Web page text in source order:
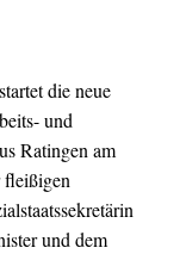
die neue
und
Ratingen am
und dem